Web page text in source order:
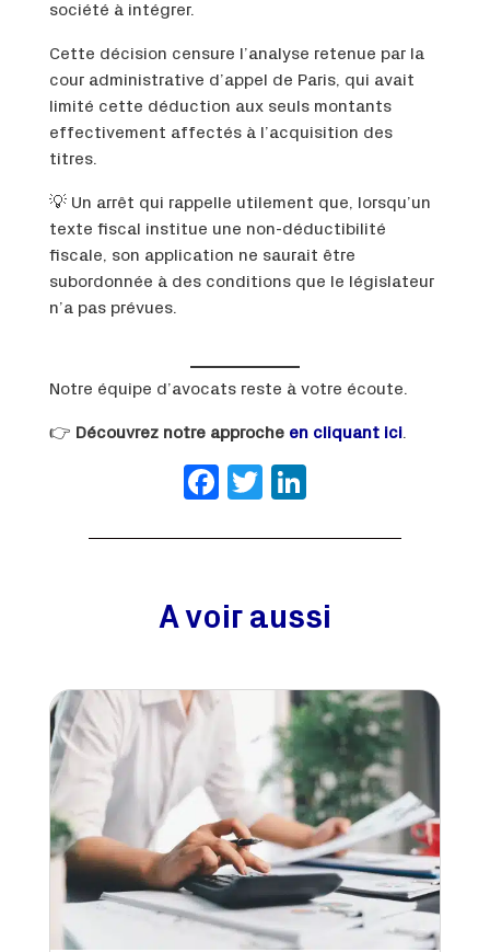
société à intégrer.
Cette décision censure l’analyse retenue par la
cour administrative d’appel de Paris, qui avait
limité cette déduction aux seuls montants
effectivement affectés à l’acquisition des
titres.
💡 Un arrêt qui rappelle utilement que, lorsqu’un
texte fiscal institue une non-déductibilité
fiscale, son application ne saurait être
subordonnée à des conditions que le législateur
n’a pas prévues.
Notre équipe d’avocats reste à votre écoute.
👉 Découvrez notre approche en cliquant ici.
Facebook
Twitter
A voir aussi